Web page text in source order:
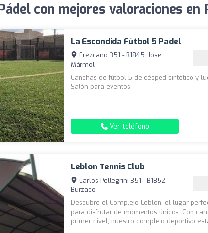
con mejores valoraciones
La Escondida Fútbol 5 Padel
Erezcano 351 - B1845, José
Mármol
Canchas de fútbol 5 de césped sintético y
Salón para eventos.
Ver teléfono
Leblon Tennis Club
Carlos Pellegrini 351 - B1852,
Burzaco
Descubre el Complejo Leblon, el lugar
para disfrutar de momentos únicos. Con
primer nivel, nuestro complejo deportivo